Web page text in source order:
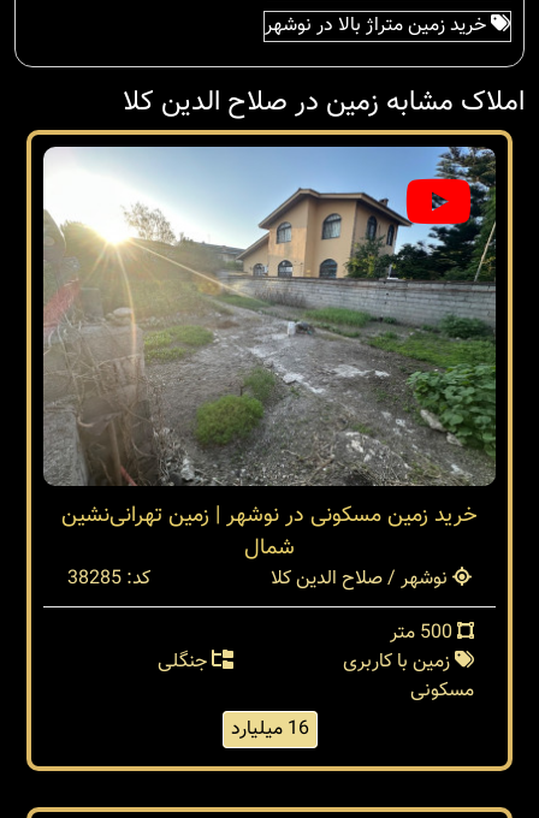
خرید زمین متراژ بالا در نوشهر
املاک مشابه زمین در صلاح الدین کلا
خرید زمین مسکونی در نوشهر | زمین تهرانی‌نشین
شمال
نوشهر / صلاح الدین کلا
کد: 38285
زمین با کاربری
مسکونی
جنگلی
16 میلیارد